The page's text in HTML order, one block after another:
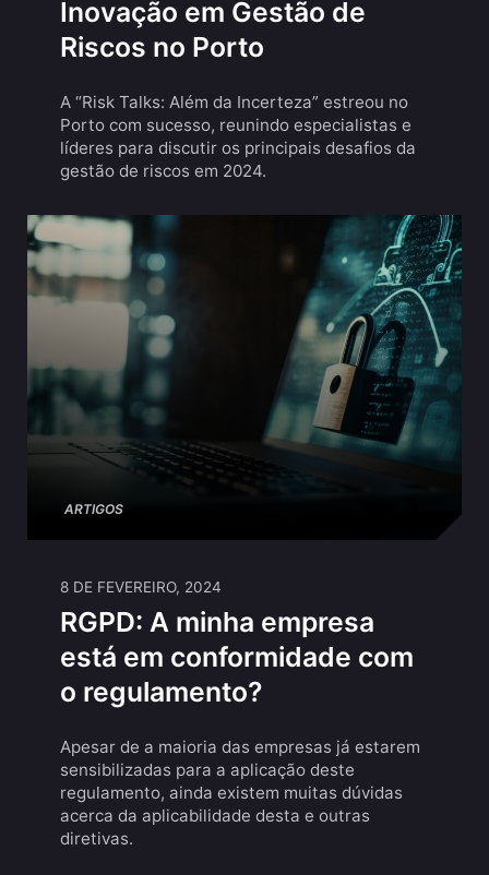
Inovação em Gestão de
Riscos no Porto
A “Risk Talks: Além da Incerteza” estreou no
Porto com sucesso, reunindo especialistas e
líderes para discutir os principais desafios da
gestão de riscos em 2024.
ARTIGOS
8 DE FEVEREIRO, 2024
RGPD: A minha empresa
está em conformidade com
o regulamento?
Apesar de a maioria das empresas já estarem
sensibilizadas para a aplicação deste
regulamento, ainda existem muitas dúvidas
acerca da aplicabilidade desta e outras
diretivas.